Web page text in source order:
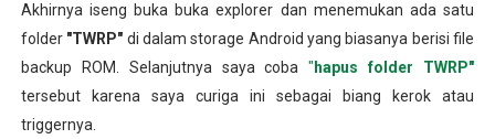
Akhirnya iseng buka buka explorer dan menemukan ada satu
folder "TWRP" di dalam storage Android yang biasanya berisi file
backup ROM. Selanjutnya saya coba" hapus folder TWRP"
tersebut karena saya curiga ini sebagai biang kerok atau
triggernya.